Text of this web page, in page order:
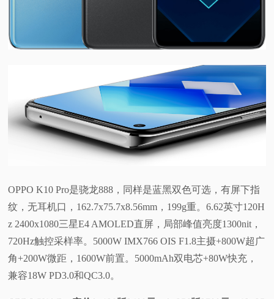
OPPO K10 Pro是骁龙888，同样是蓝黑双色可选，有屏下指
纹，无耳机口，162.7x75.7x8.56mm，199g重。6.62英寸120H
z 2400x1080三星E4 AMOLED直屏，局部峰值亮度1300nit，
720Hz触控采样率。5000W IMX766 OIS F1.8主摄+800W超广
角+200W微距，1600W前置。5000mAh双电芯+80W快充，
兼容18W PD3.0和QC3.0。